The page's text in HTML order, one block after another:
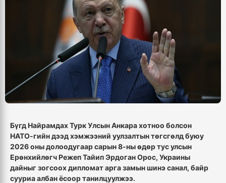
Бүгд Найрамдах Турк Улсын Анкара хотноо болсон
НАТО-гийн дээд хэмжээний уулзалтын төгсгөлд буюу
2026 оны долоодугаар сарын 8-ны өдөр тус улсын
Ерөнхийлөгч Режеп Тайип Эрдоган Орос, Украины
дайныг зогсоох дипломат арга замын шинэ санал, байр
сууриа албан ёсоор танилцуулжээ.